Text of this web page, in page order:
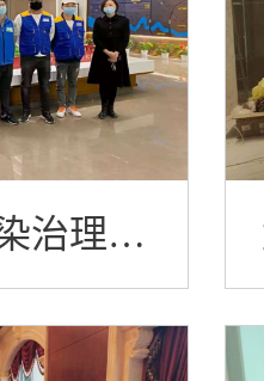
治理案
售楼处